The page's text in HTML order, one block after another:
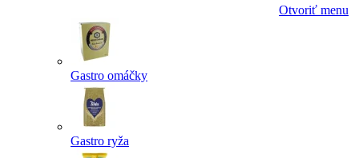
Otvoriť menu
Gastro omáčky
Gastro ryža